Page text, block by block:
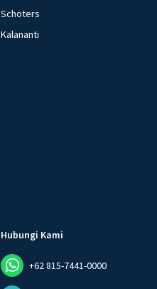
Schoters
Kalananti
Hubungi Kami
+62 815-7441-0000